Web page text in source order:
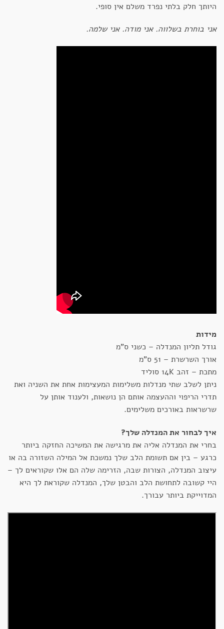
היותך חלק בלתי נפרד משלם אין סופי.
אני בוחרת בשלווה. אני מודה. אני שלמה.
מידות
גודל תליון המנדלה – כשני ס"מ
אורך השרשרת – 51 ס"מ
מתכת – זהב 14K סוליד
ניתן לשלב שתי מנדלות משלימות המעצימות אחת את השניה ואת
תדרי הריפוי וההעצמה אותם הן נושאות, ולענוד אותן על
שרשראות באורכים משלימים.
איך לבחור את המנדלה שלך?
בחרי את המנדלה אליה את מרגישה את המשיכה החזקה ביותר
כרגע – בין אם תשומת הלב שלך נמשכת אל המילה השזורה בה או
עיצוב המנדלה, הצורות שבה, הזרימה שלה הם אלו שקוראים לך –
היי קשובה לתחושת הלב והבטן שלך, המנדלה שקוראת לך היא
המדוייקת ביותר עבורך.